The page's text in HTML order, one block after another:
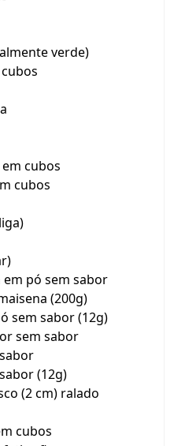
verde)
cubos
cubos
em pó sem sabor
(200g)
sem sabor (12g)
sem sabor
(12g)
(2 cm) ralado
cubos